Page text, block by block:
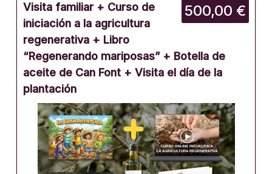
500,00 €
Visita familiar + Curso de
iniciación a la agricultura
regenerativa + Libro
“Regenerando mariposas” + Botella de
aceite de Can Font + Visita el día de la
plantación